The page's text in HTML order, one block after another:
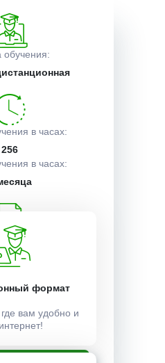
в часах:
256
в часах:
план:
₽
курса
документы
формат
вам удобно и